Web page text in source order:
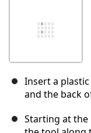
Insert a
and the back
Starting at the